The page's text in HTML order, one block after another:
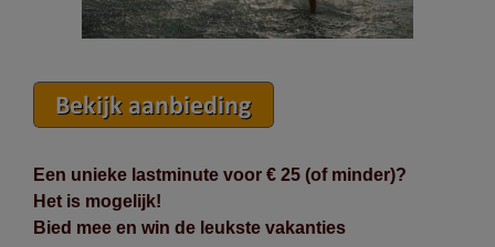
Een unieke lastminute voor € 25 (of minder)?
Het is mogelijk!
Bied mee en win de leukste vakanties